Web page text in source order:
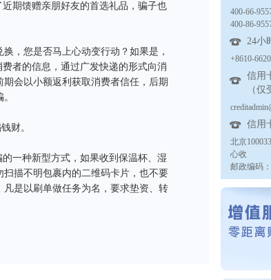
期馈赠亲朋好友的首选礼品，骗子也
，您是否马上心动变行动？如果是，
者的信息，通过广发快递的形式向消
会以小额返利获取消费者信任，后期
财。
一种新型方式，如果收到保温杯、湿
描不明包裹内的二维码卡片，也不要
是以刷单做任务为名，要求垫资、转
400-66-
400-86-
24小
+8610-
信用
（
信用
北京
心收
邮政编码